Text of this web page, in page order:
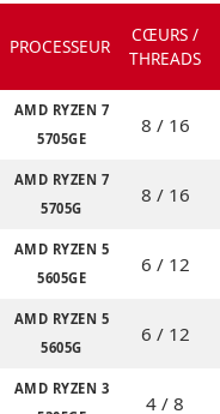
PROCESSEUR
CŒURS /
THREADS
AMD RYZEN 7
5705GE
8 / 16
AMD RYZEN 7
5705G
8 / 16
AMD RYZEN 5
5605GE
6 / 12
AMD RYZEN 5
5605G
6 / 12
AMD RYZEN 3
4 / 8